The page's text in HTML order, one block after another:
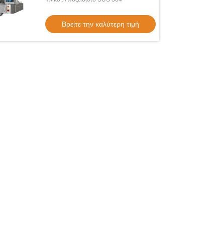
Βρείτε την καλύτερη τιμή